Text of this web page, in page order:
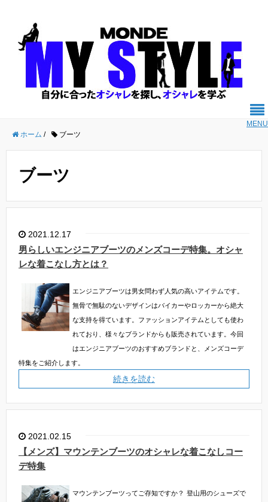
MENU
ホーム / ブーツ
ブーツ
2021.12.17
男らしいエンジニアブーツのメンズコーデ特集。オシャ
レな着こなし方とは？
エンジニアブーツは男女問わず人気の高いアイテムです。
無骨で無駄のないデザインはバイカーやロッカーから絶大
な支持を得ています。ファッションアイテムとしても使わ
れており、様々なブランドからも販売されています。今回
はエンジニアブーツのおすすめブランドと、メンズコーデ
特集をご紹介します。
続きを読む
2021.02.15
【メンズ】マウンテンブーツのオシャレな着こなしコー
デ特集
マウンテンブーツってご存知ですか？ 登山用のシューズで